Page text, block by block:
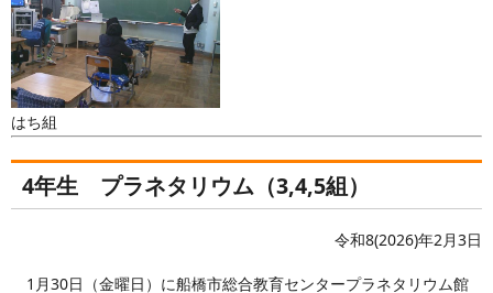
はち組
4年生 プラネタリウム（3,4,5組）
令和8(2026)年2月3日
1月30日（金曜日）に船橋市総合教育センタープラネタリウム館